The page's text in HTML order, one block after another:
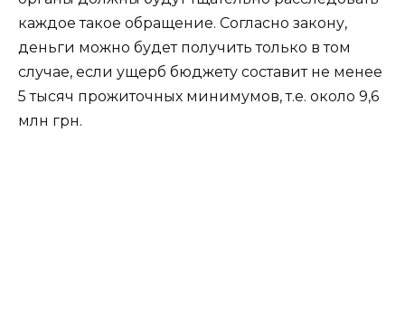
каждое такое обращение. Согласно закону,
деньги можно будет получить только в том
случае, если ущерб бюджету составит не менее
5 тысяч прожиточных минимумов, т.е. около 9,6
млн грн.